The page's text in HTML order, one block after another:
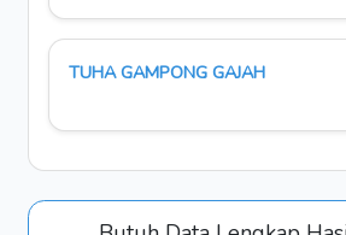
TUHA GAMPONG GAJAH